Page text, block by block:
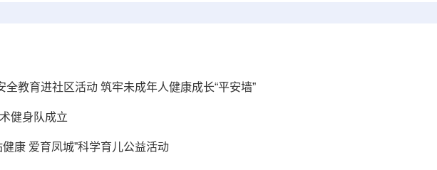
全教育进社区活动 筑牢未成年人健康成长“平安墙”
健身队成立
康 爱育凤城”科学育儿公益活动